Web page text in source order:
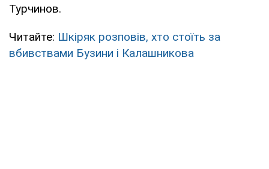
Турчинов.
Читайте: Шкіряк розповів, хто стоїть за
вбивствами Бузини і Калашникова